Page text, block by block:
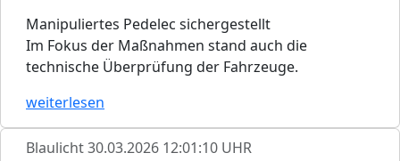
Manipuliertes Pedelec sichergestellt
Im Fokus der Maßnahmen stand auch die
technische Überprüfung der Fahrzeuge.
weiterlesen
Blaulicht30.03.2026 12:01:10 UHR